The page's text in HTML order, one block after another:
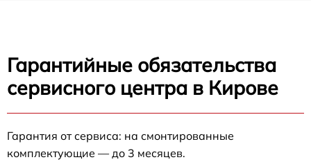
Гарантийные обязательства
сервисного центра в Кирове
Гарантия от сервиса: на смонтированные
комплектующие — до 3 месяцев.